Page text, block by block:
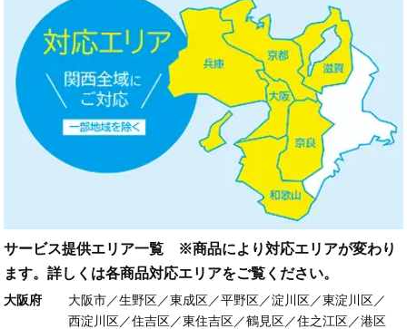
サービス提供エリア一覧 ※商品により対応エリアが変わり
ます。詳しくは各商品対応エリアをご覧ください。
大阪府
大阪市／生野区／東成区／平野区／淀川区／東淀川区／
西淀川区／住吉区／東住吉区／鶴見区／住之江区／港区